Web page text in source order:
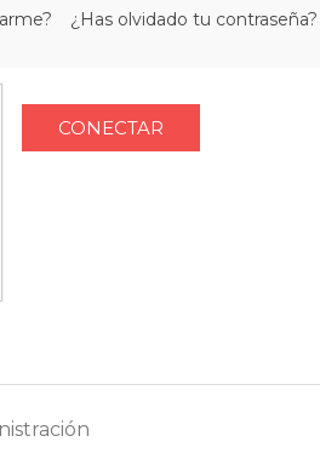
¿Has olvidado tu contraseña?